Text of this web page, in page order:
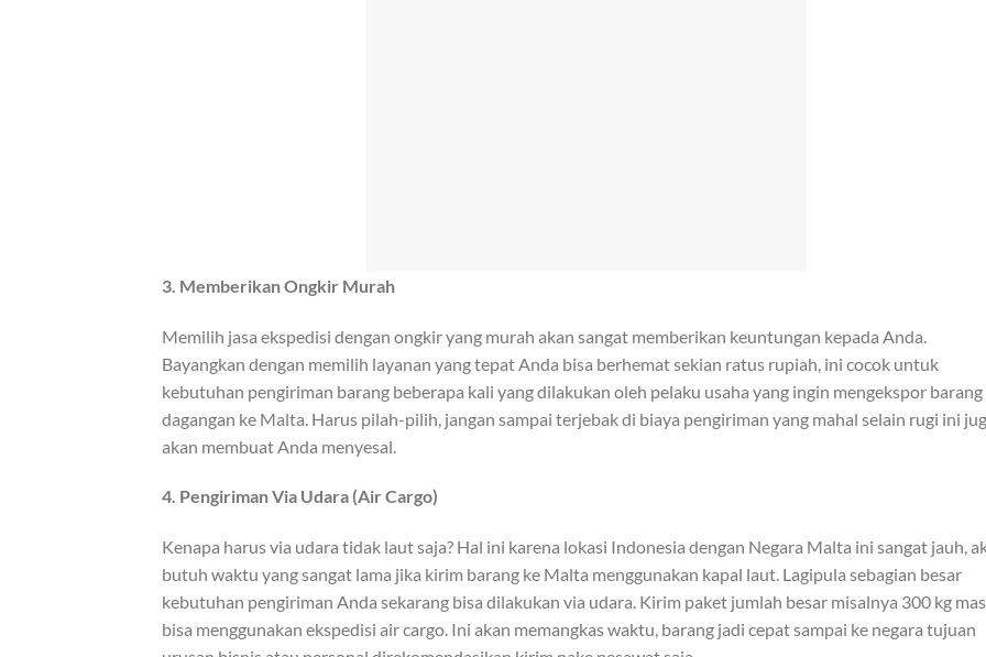
3. Memberikan Ongkir Murah
Memilih jasa ekspedisi dengan ongkir yang murah akan sangat memberikan keuntungan kepada Anda.
Bayangkan dengan memilih layanan yang tepat Anda bisa berhemat sekian ratus rupiah, ini cocok untuk
kebutuhan pengiriman barang beberapa kali yang dilakukan oleh pelaku usaha yang ingin mengekspor barang
dagangan ke Malta. Harus pilah-pilih, jangan sampai terjebak di biaya pengiriman yang mahal selain rugi ini
akan membuat Anda menyesal.
4. Pengiriman Via Udara (Air Cargo)
Kenapa harus via udara tidak laut saja? Hal ini karena lokasi Indonesia dengan Negara Malta ini sangat jauh,
butuh waktu yang sangat lama jika kirim barang ke Malta menggunakan kapal laut. Lagipula sebagian besar
kebutuhan pengiriman Anda sekarang bisa dilakukan via udara. Kirim paket jumlah besar misalnya 300 kg
bisa menggunakan ekspedisi air cargo. Ini akan memangkas waktu, barang jadi cepat sampai ke negara tujuan